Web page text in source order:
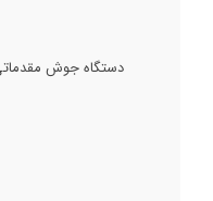
دستگاه جوش